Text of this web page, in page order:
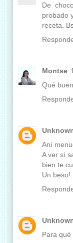
De
probado
receta.
Montse
Qué
Ani
A ver si
bien te
Un beso!
Para